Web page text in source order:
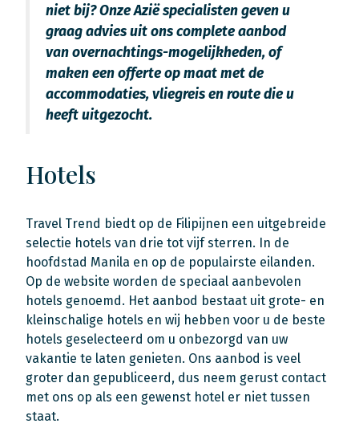
niet bij? Onze Azië specialisten geven u
graag advies uit ons complete aanbod
van overnachtings-mogelijkheden, of
maken een offerte op maat met de
accommodaties, vliegreis en route die u
heeft uitgezocht.
Hotels
Travel Trend biedt op de Filipijnen een uitgebreide
selectie hotels van drie tot vijf sterren. In de
hoofdstad Manila en op de populairste eilanden.
Op de website worden de speciaal aanbevolen
hotels genoemd. Het aanbod bestaat uit grote- en
kleinschalige hotels en wij hebben voor u de beste
hotels geselecteerd om u onbezorgd van uw
vakantie te laten genieten. Ons aanbod is veel
groter dan gepubliceerd, dus neem gerust contact
met ons op als een gewenst hotel er niet tussen
staat.